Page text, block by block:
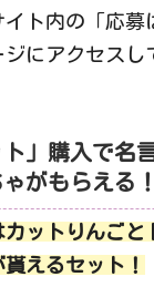
ト内の「応募
にアクセスし
」購入で名
がもらえる！
ットりんごと
えるセット！